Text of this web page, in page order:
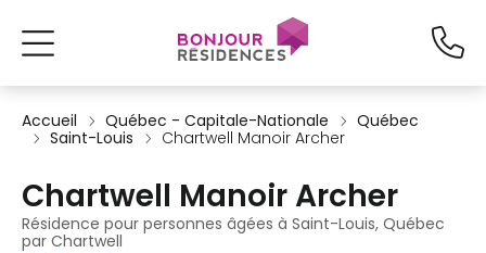
Accueil Québec - Capitale-Nationale
Québec
Saint-Louis
Chartwell Manoir Archer
Chartwell Manoir Archer
Résidence pour personnes âgées à Saint-Louis, Québec
par Chartwell